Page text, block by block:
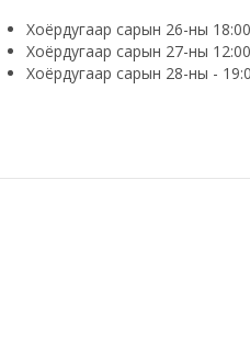
Хоёрдугаар сарын 26-ны 18:00
Хоёрдугаар сарын 27-ны 12:00
Хоёрдугаар сарын 28-ны -